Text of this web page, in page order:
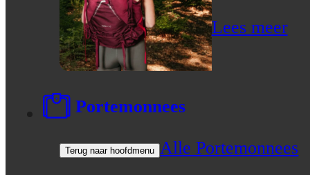
Lees meer
Portemonnees
Terug naar hoofdmenu Alle Portemonnees